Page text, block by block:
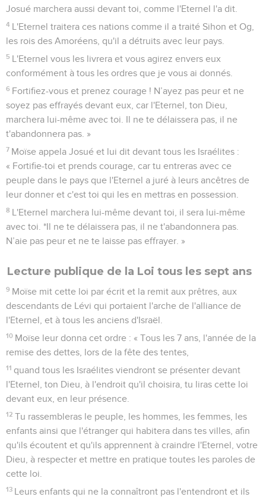
Josué marchera aussi devant toi, comme l'Eternel l'a dit.
4 L'Eternel traitera ces nations comme il a traité Sihon et Og,
les rois des Amoréens, qu'il a détruits avec leur pays.
5 L'Eternel vous les livrera et vous agirez envers eux
conformément à tous les ordres que je vous ai donnés.
6 Fortifiez-vous et prenez courage ! N’ayez pas peur et ne
soyez pas effrayés devant eux, car l'Eternel, ton Dieu,
marchera lui-même avec toi. Il ne te délaissera pas, il ne
t'abandonnera pas. »
7 Moïse appela Josué et lui dit devant tous les Israélites :
« Fortifie-toi et prends courage, car tu entreras avec ce
peuple dans le pays que l'Eternel a juré à leurs ancêtres de
leur donner et c'est toi qui les en mettras en possession.
8 L'Eternel marchera lui-même devant toi, il sera lui-même
avec toi. *Il ne te délaissera pas, il ne t'abandonnera pas.
N’aie pas peur et ne te laisse pas effrayer. »
Lecture publique de la Loi tous les sept ans
9 Moïse mit cette loi par écrit et la remit aux prêtres, aux
descendants de Lévi qui portaient l'arche de l'alliance de
l'Eternel, et à tous les anciens d'Israël.
10 Moïse leur donna cet ordre : « Tous les 7 ans, l'année de la
remise des dettes, lors de la fête des tentes,
11 quand tous les Israélites viendront se présenter devant
l'Eternel, ton Dieu, à l'endroit qu'il choisira, tu liras cette loi
devant eux, en leur présence.
12 Tu rassembleras le peuple, les hommes, les femmes, les
enfants ainsi que l'étranger qui habitera dans tes villes, afin
qu'ils écoutent et qu'ils apprennent à craindre l'Eternel, votre
Dieu, à respecter et mettre en pratique toutes les paroles de
cette loi.
13 Leurs enfants qui ne la connaîtront pas l'entendront et ils